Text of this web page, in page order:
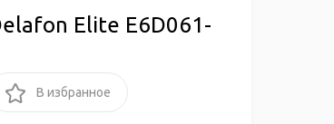
Elite E6D061-
В избранное